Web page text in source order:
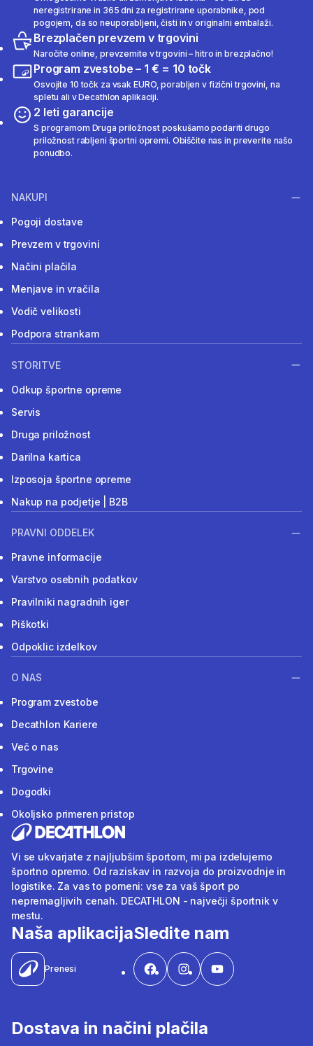
neregistrirane in 365 dni za registrirane uporabnike, pod
pogojem, da so neuporabljeni, čisti in v originalni embalaži.
Brezplačen prevzem v trgovini
Naročite online, prevzemite v trgovini – hitro in brezplačno!
Program zvestobe – 1 € = 10 točk
Osvojite 10 točk za vsak EURO, porabljen v fizični trgovini, na
spletu ali v Decathlon aplikaciji.
2 leti garancije
S programom Druga priložnost poskušamo podariti drugo
priložnost rabljeni športni opremi. Obiščite nas in preverite našo
ponudbo.
NAKUPI
Pogoji dostave
Prevzem v trgovini
Načini plačila
Menjave in vračila
Vodič velikosti
Podpora strankam
STORITVE
Odkup športne opreme
Servis
Druga priložnost
Darilna kartica
Izposoja športne opreme
Nakup na podjetje | B2B
PRAVNI ODDELEK
Pravne informacije
Varstvo osebnih podatkov
Pravilniki nagradnih iger
Piškotki
Odpoklic izdelkov
O NAS
Program zvestobe
Decathlon Kariere
Več o nas
Trgovine
Dogodki
Okoljsko primeren pristop
Vi se ukvarjate z najljubšim športom, mi pa izdelujemo
športno opremo. Od raziskav in razvoja do proizvodnje in
logistike. Za vas to pomeni: vse za vaš šport po
nepremagljivih cenah. DECATHLON - največji športnik v
mestu.
Naša aplikacija
Prenesi
Sledite nam
Dostava in načini plačila